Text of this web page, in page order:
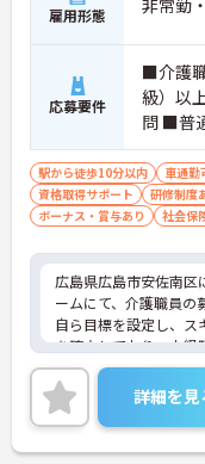
■ 安心して長く働き
将来を見据えて勤務し
・賞与計3.00ヶ月実績
・退職金制度あり
・再雇用制度あり
→ 長期的なキャリア
雇用形態
応募要件
■介護
級）以
問 ■普
持ちで
駅から徒歩10分以内 車通勤
資格取得サポート
研修制度
ボーナス・賞与あり
社会保
広島県広島市安佐南区
ームにて、介護職員の
自ら目標を設定し、ス
を確立しており、未経
目指せる環境です！
勤務日数は相談可能◎
わせてのご就業可能で
ご興味ある方には、面
詳細をお話しいたしま
詳細を見